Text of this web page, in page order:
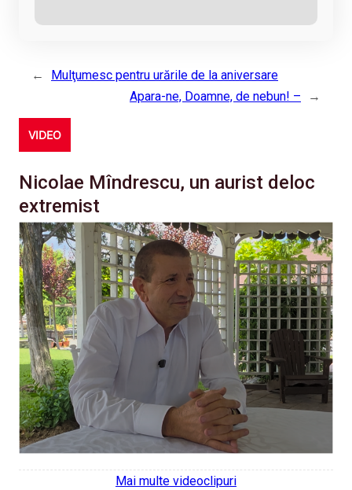
←
Mulţumesc pentru urările de la aniversare
Apara-ne, Doamne, de nebun! –
→
VIDEO
Nicolae Mîndrescu, un aurist deloc
extremist
Mai multe videoclipuri